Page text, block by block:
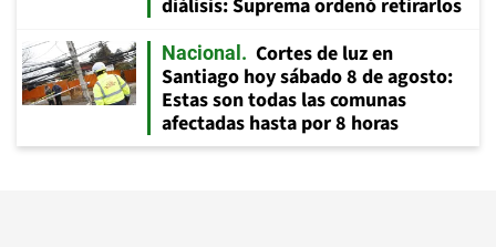
diálisis: Suprema ordenó retirarlos
Nacional
Cortes de luz en
Santiago hoy sábado 8 de agosto:
Estas son todas las comunas
afectadas hasta por 8 horas